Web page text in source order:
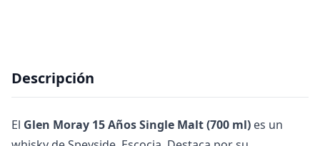
Descripción
El Glen Moray 15 Años Single Malt (700 ml) es un